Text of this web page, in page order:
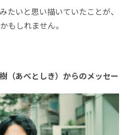
たいと思い描いていたことが、
もしれません。
（あべとしき）からのメッセー